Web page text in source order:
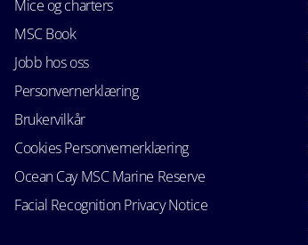
Mice og charters
MSC Book
Jobb hos oss
Personvernerklæring
Brukervilkår
Cookies Personvernerklæring
Ocean Cay MSC Marine Reserve
Facial Recognition Privacy Notice